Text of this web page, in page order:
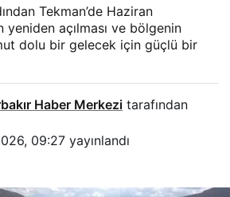
Tekman’de Haziran
yeniden açılması ve bölgenin
dolu bir gelecek için güçlü bir
Haber Merkezi tarafından
09:27 yayınlandı